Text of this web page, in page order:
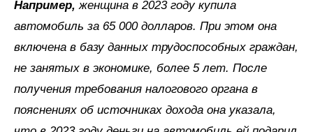
Например, женщина в 2023 году купила
автомобиль за 65 000 долларов. При этом она
включена в базу данных трудоспособных граждан,
не занятых в экономике, более 5 лет. После
получения требования налогового органа в
пояснениях об источниках дохода она указала,